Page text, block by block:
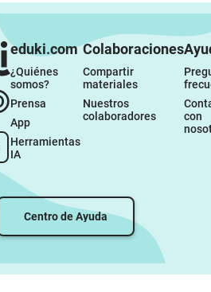
eduki.com
¿Quiénes
somos?
Prensa
App
Herramientas
IA
Colaboraciones
Compartir
materiales
Nuestros
colaboradores
con
Centro de Ayuda